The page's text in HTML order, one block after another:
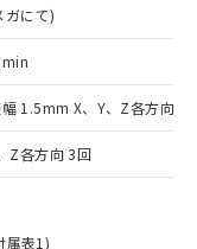
ガにて)
1.5mm X、Y、Z各方向 2h
Z各方向 3回
属表1)
の社内デー
あり、閲
庫および標
ることをご
価格はお客
様担当のオ
社販売員に
以下、 カド
ニルエーテル類
エチルヘキシ
フタル酸ブチ
ル酸ジブチル
ソブチル
機器に対する
：
、 Cd(カドミウ
リ臭化ビフェ
フェニルエーテ
1000ppm
）を輸出
合は、日本
務取引許
手続きを
場合は、完
輸出されな
。
ミサイ
在庫あり